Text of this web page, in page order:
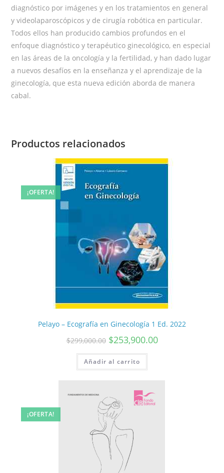
diagnóstico por imágenes y en los tratamientos en general
y videolaparoscópicos y de cirugía robótica en particular.
Todos ellos han producido cambios profundos en el
enfoque diagnóstico y terapéutico ginecológico, en especial
en las áreas de la oncología y la fertilidad, y han dado lugar
a nuevos desafíos en la enseñanza y el aprendizaje de la
ginecología, que esta nueva edición aborda de manera
cabal.
Productos relacionados
¡OFERTA!
Pelayo – Ecografía en Ginecología 1 Ed. 2022
$299,000.00 $253,900.00
Añadir al carrito
¡OFERTA!